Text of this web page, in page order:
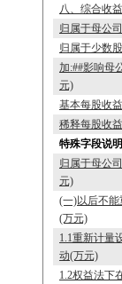
八、综合收
归属于母公
归属于少数
加:##影响母
元)
基本每股收
稀释每股收
特殊字段说明
归属于母公
元)
(一)以后不
(万元)
1.1重新计量
动(万元)
1.2权益法下